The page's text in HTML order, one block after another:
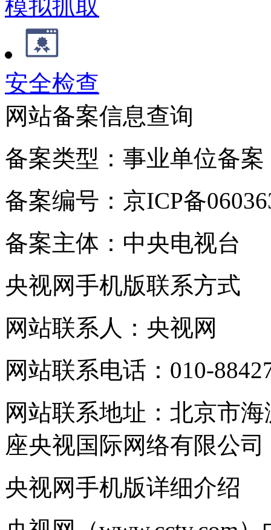
模拟抓取
安全检查
网站备案信息查询
备案类型：事业单位备案
备案编号：京ICP备
备案主体：中央电视台
央视网手机版联系方式
网站联系人：央视网
网站联系电话：010-
网站联系地址：北京市
座央视国际网络有限公司
央视网手机版详细介绍